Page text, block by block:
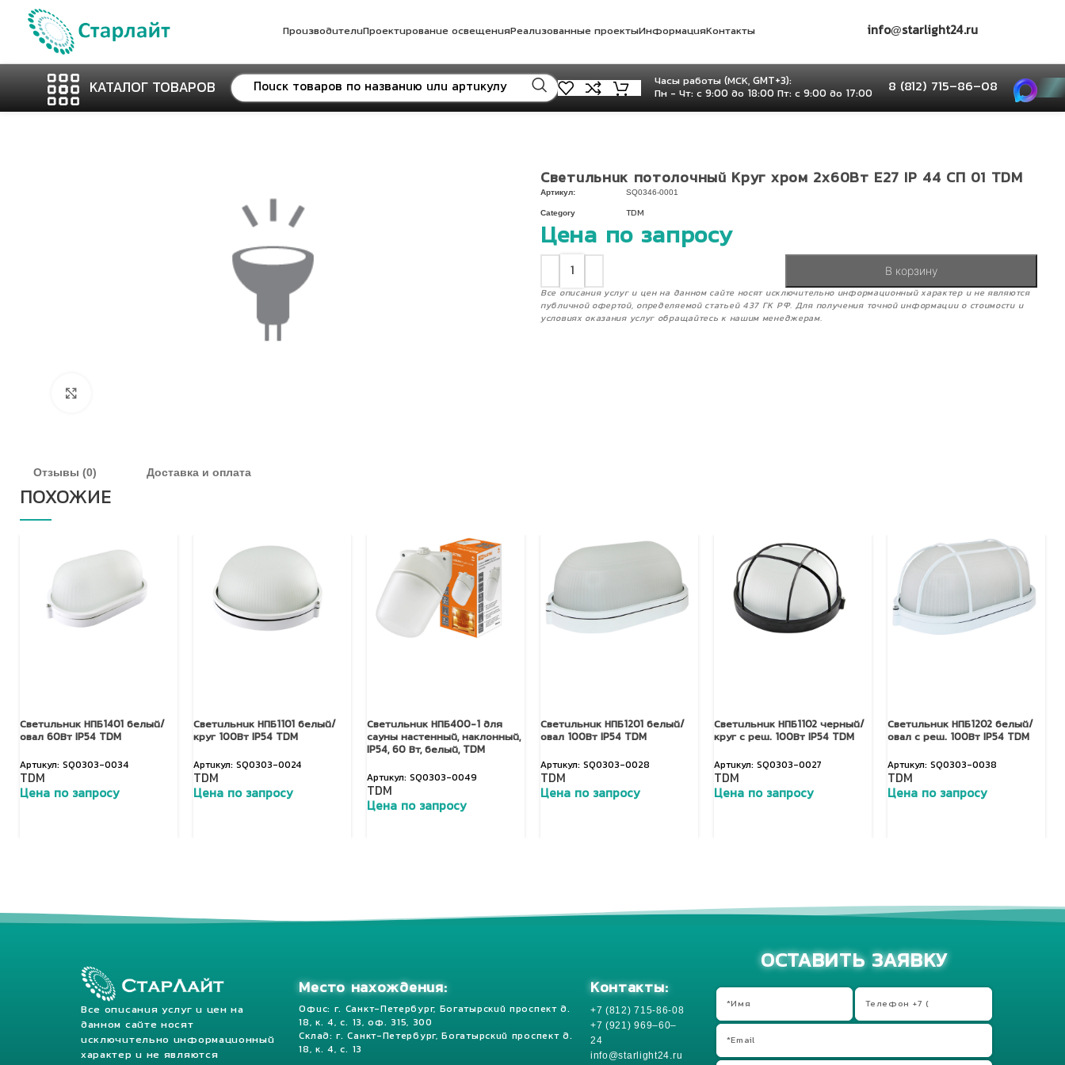
ПроизводителиПроектирование освещенияРеализованные проектыИнформацияКонтакты info@starlight24.ru
КАТАЛОГ ТОВАРОВ
Часы работы (МСК, GMT+3):
Пн - Чт: с 9:00 до 18:00 Пт: с 9:00 до 17:00
8 (812) 715–86–08
Светильник потолочный Круг хром 2х60Вт E27 IP 44 СП 01 TDM
Артикул: SQ0346-0001
Category TDM
Цена по запросу
В корзину
Все описания услуг и цен на данном сайте носят исключительно информационный характер и не являются
публичной офертой, определяемой статьей 437 ГК РФ. Для получения точной информации о стоимости и
условиях оказания услуг обращайтесь к нашим менеджерам.
Отзывы (0) Доставка и оплата
ПОХОЖИЕ
Светильник НПБ1401 белый/
овал 60Вт IP54 TDM
SQ0303-0034
TDM
Цена по запросу
Светильник НПБ1101 белый/
круг 100Вт IP54 TDM
SQ0303-0024
TDM
Цена по запросу
Светильник НПБ400-1 для
сауны настенный, наклонный,
IP54, 60 Вт, белый, TDM
SQ0303-0049
TDM
Цена по запросу
Светильник НПБ1201 белый/
овал 100Вт IP54 TDM
SQ0303-0028
TDM
Цена по запросу
Светильник НПБ1102 черный/
круг с реш. 100Вт IP54 TDM
SQ0303-0027
TDM
Цена по запросу
Светильник НПБ1202 белый/
овал с реш. 100Вт IP54 TDM
SQ0303-0038
TDM
Цена по запросу
Все описания услуг и цен на
данном сайте носят
исключительно информационный
характер и не являются
Место нахождения:
Офис: г. Санкт-Петербург, Богатырский проспект д.
18, к. 4, с. 13, оф. 315, 300
Склад: г. Санкт-Петербург, Богатырский проспект д.
18, к. 4, с. 13
Контакты:
+7 (812) 715-86-08
+7 (921) 969–60–
24
info@starlight24.ru
ОСТАВИТЬ ЗАЯВКУ